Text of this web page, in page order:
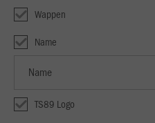
Wappen
Name
TS89 Logo